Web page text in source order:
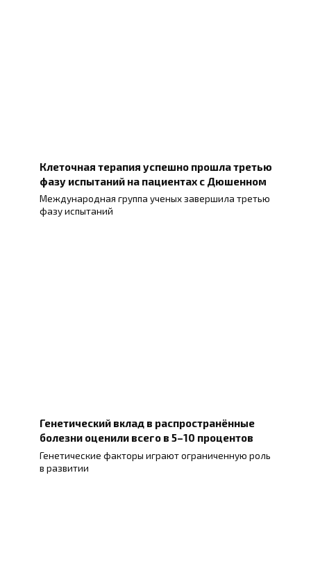
Клеточная терапия успешно прошла третью
фазу испытаний на пациентах с Дюшенном
Международная группа ученых завершила третью
фазу испытаний
Генетический вклад в распространённые
болезни оценили всего в 5–10 процентов
Генетические факторы играют ограниченную роль
в развитии